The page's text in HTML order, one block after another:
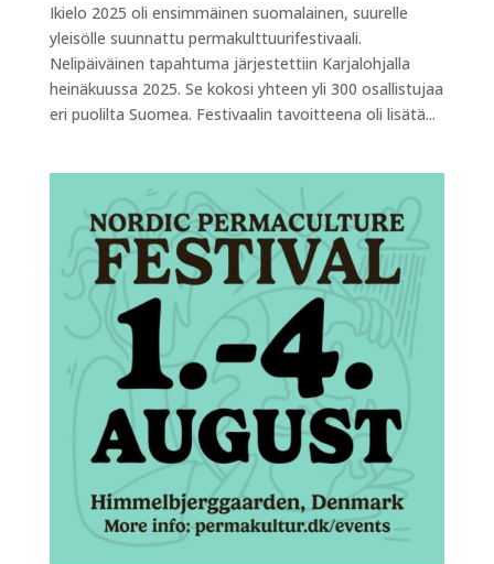
Ikielo 2025 oli ensimmäinen suomalainen, suurelle
yleisölle suunnattu permakulttuurifestivaali.
Nelipäiväinen tapahtuma järjestettiin Karjalohjalla
heinäkuussa 2025. Se kokosi yhteen yli 300 osallistujaa
eri puolilta Suomea. Festivaalin tavoitteena oli lisätä...